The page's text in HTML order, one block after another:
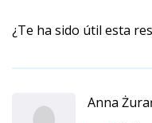
¿Te ha sido útil esta
Anna